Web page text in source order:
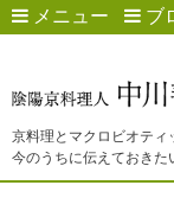
メニュー ブ
京料理とマクロビオティ
今のうちに伝えておきた